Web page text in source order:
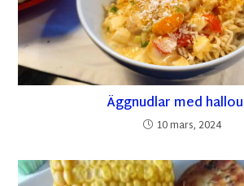
Äggnudlar med
10 mars, 2024